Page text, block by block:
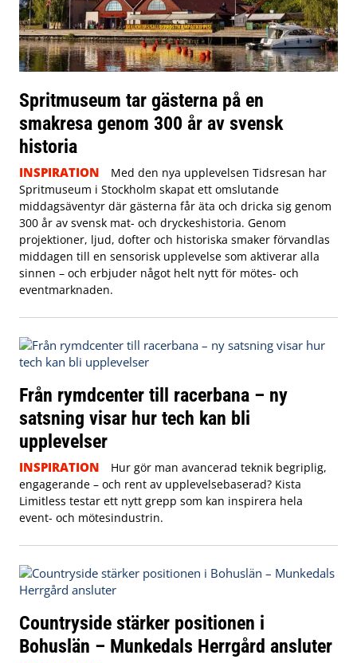
Spritmuseum tar gästerna på en
smakresa genom 300 år av svensk
historia
INSPIRATION
Med den nya upplevelsen Tidsresan har
Spritmuseum i Stockholm skapat ett omslutande
middagsäventyr där gästerna får äta och dricka sig genom
300 år av svensk mat- och dryckeshistoria. Genom
projektioner, ljud, dofter och historiska smaker förvandlas
middagen till en sensorisk upplevelse som aktiverar alla
sinnen – och erbjuder något helt nytt för mötes- och
eventmarknaden.
Från rymdcenter till racerbana – ny
satsning visar hur tech kan bli
upplevelser
INSPIRATION
Hur gör man avancerad teknik begriplig,
engagerande – och rent av upplevelsebaserad? Kista
Limitless testar ett nytt grepp som kan inspirera hela
event- och mötesindustrin.
Countryside stärker positionen i
Bohuslän – Munkedals Herrgård ansluter